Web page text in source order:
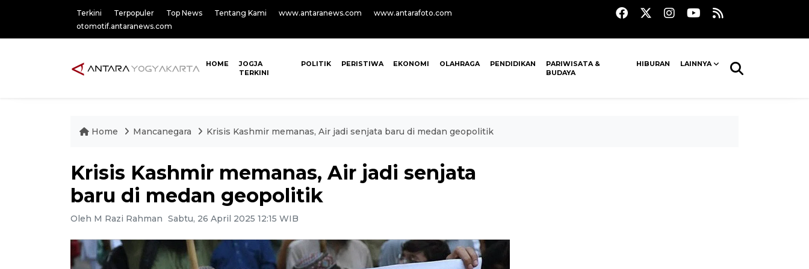
Terkini Terpopuler Top News Tentang Kami www.antaranews.com
www.antarafoto.com
otomotif.antaranews.com
HOME
JOGJA
TERKINI
POLITIK PERISTIWA EKONOMI OLAHRAGA PENDIDIKAN
PARIWISATA &
BUDAYA
HIBURAN LAINNYA
Home Mancanegara Krisis Kashmir memanas, Air jadi senjata baru di medan geopolitik
Krisis Kashmir memanas, Air jadi senjata
baru di medan geopolitik
Oleh M Razi Rahman Sabtu, 26 April 2025 12:15 WIB